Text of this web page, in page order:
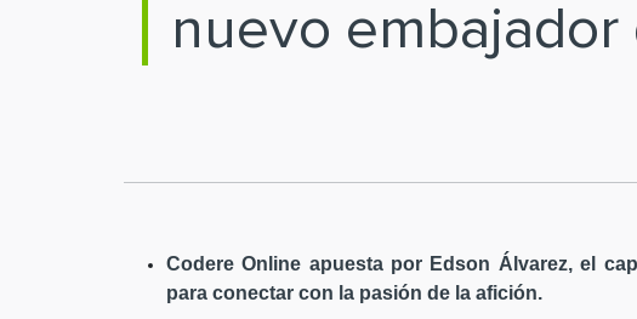
nuevo embajador
Codere Online apuesta por Edson Álvarez, el
para conectar con la pasión de la afición.